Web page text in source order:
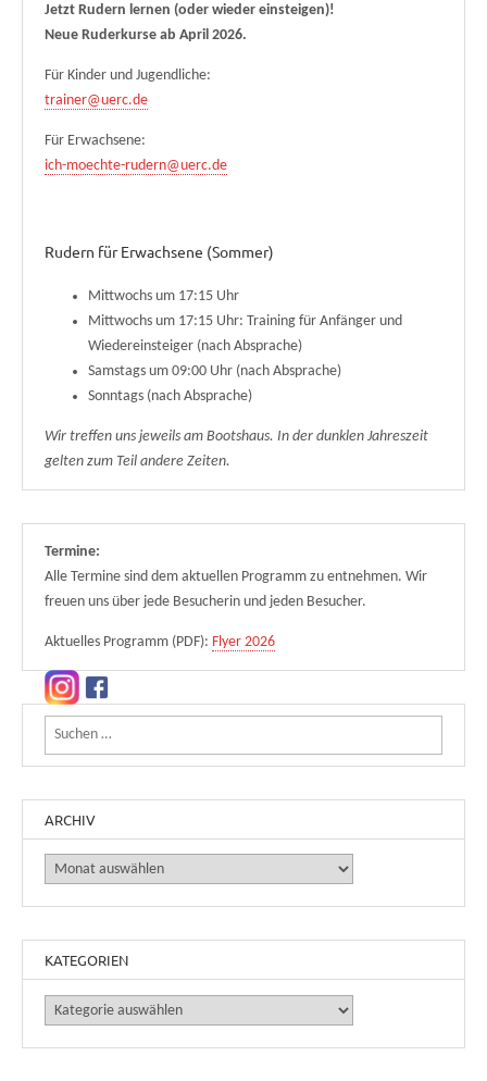
Jetzt Rudern lernen (oder wieder einsteigen)!
Neue Ruderkurse ab April 2026.
Für Kinder und Jugendliche:
trainer@uerc.de
Für Erwachsene:
ich-moechte-rudern@uerc.de
Rudern für Erwachsene (Sommer)
Mittwochs um 17:15 Uhr
Mittwochs um 17:15 Uhr: Training für Anfänger und
Wiedereinsteiger (nach Absprache)
Samstags um 09:00 Uhr (nach Absprache)
Sonntags (nach Absprache)
Wir treffen uns jeweils am Bootshaus. In der dunklen Jahreszeit
gelten zum Teil andere Zeiten.
Termine:
Alle Termine sind dem aktuellen Programm zu entnehmen. Wir
freuen uns über jede Besucherin und jeden Besucher.
Aktuelles Programm (PDF): Flyer 2026
Suchen nach:
ARCHIV
Archiv
KATEGORIEN
Kategorien